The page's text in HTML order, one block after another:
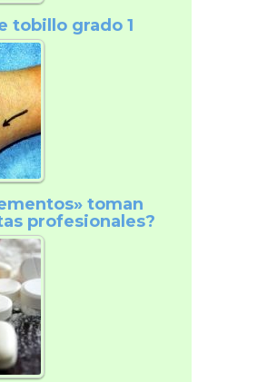
tobillo grado 1
toman
profesionales?